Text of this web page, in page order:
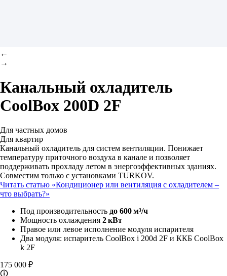
←
→
Канальный охладитель
CoolBox 200D 2F
Для частных домов
Для квартир
Канальный охладитель для систем вентиляции. Понижает
температуру приточного воздуха в канале и позволяет
поддерживать прохладу летом в энергоэффективных зданиях.
Совместим только с установками TURKOV.
Читать статью «Кондиционер или вентиляция с охладителем –
что выбрать?»
Под производительность до 600 м³/ч
Мощность охлаждения 2 кВт
Правое или левое исполнение модуля испарителя
Два модуля: испаритель CoolBox i 200d 2F и ККБ CoolBox
k 2F
175 000 ₽
🛈